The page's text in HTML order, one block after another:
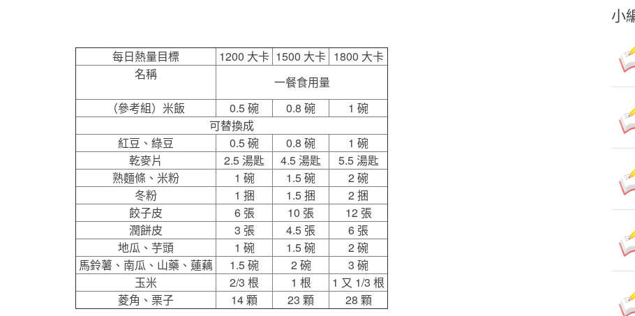
每日熱量目標 1200 大卡 1500 大卡 1800 大卡
名稱
一餐食用量
（參考組）米飯
0.5 碗 0.8 碗
1 碗
可替換成
紅豆、綠豆
0.5 碗 0.8 碗
1 碗
乾麥片
2.5 湯匙 4.5 湯匙
5.5 湯匙
熟麵條、米粉
1 碗 1.5 碗
2 碗
冬粉
1 捆 1.5 捆
2 捆
餃子皮
6 張 10 張
12 張
潤餅皮
3 張 4.5 張
6 張
地瓜、芋頭
1 碗 1.5 碗
2 碗
馬鈴薯、南瓜、山藥、蓮藕
1.5 碗 2 碗
3 碗
玉米
2/3 根 1 根
1 又 1/3 根
菱角、栗子
14 顆 23 顆 28 顆
小